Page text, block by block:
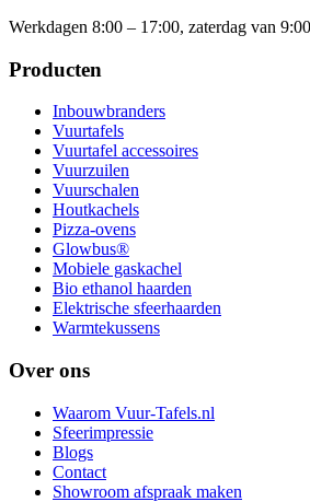
Werkdagen 8:00 – 17:00, zaterdag van
Producten
Inbouwbranders
Vuurtafels
Vuurtafel accessoires
Vuurzuilen
Vuurschalen
Houtkachels
Pizza-ovens
Glowbus®
Mobiele gaskachel
Bio ethanol haarden
Elektrische sfeerhaarden
Warmtekussens
Over ons
Waarom Vuur-Tafels.nl
Sfeerimpressie
Blogs
Contact
Showroom afspraak maken